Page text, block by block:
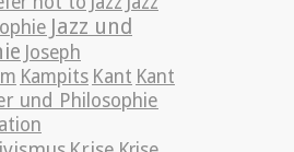
Jazz und
Joseph
Kampits Kant Kant
und Philosophie